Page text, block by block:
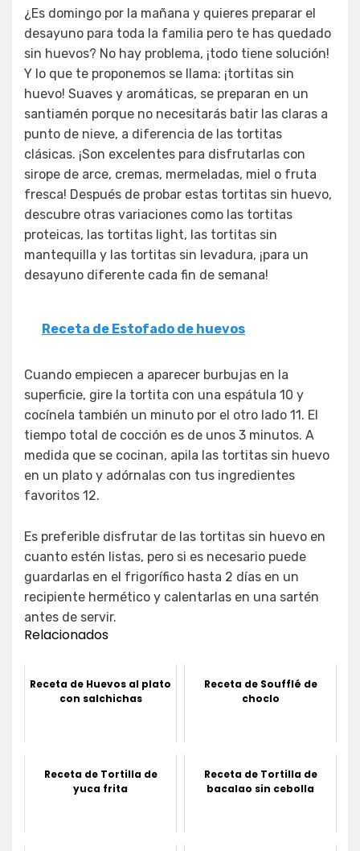
¿Es domingo por la mañana y quieres preparar el
desayuno para toda la familia pero te has quedado
sin huevos? No hay problema, ¡todo tiene solución!
Y lo que te proponemos se llama: ¡tortitas sin
huevo! Suaves y aromáticas, se preparan en un
santiamén porque no necesitarás batir las claras a
punto de nieve, a diferencia de las tortitas
clásicas. ¡Son excelentes para disfrutarlas con
sirope de arce, cremas, mermeladas, miel o fruta
fresca! Después de probar estas tortitas sin huevo,
descubre otras variaciones como las tortitas
proteicas, las tortitas light, las tortitas sin
mantequilla y las tortitas sin levadura, ¡para un
desayuno diferente cada fin de semana!
Receta de Estofado de huevos
Cuando empiecen a aparecer burbujas en la
superficie, gire la tortita con una espátula 10 y
cocínela también un minuto por el otro lado 11. El
tiempo total de cocción es de unos 3 minutos. A
medida que se cocinan, apila las tortitas sin huevo
en un plato y adórnalas con tus ingredientes
favoritos 12.
Es preferible disfrutar de las tortitas sin huevo en
cuanto estén listas, pero si es necesario puede
guardarlas en el frigorífico hasta 2 días en un
recipiente hermético y calentarlas en una sartén
antes de servir.
Relacionados
Receta de Huevos al plato
con salchichas
Receta de Soufflé de
choclo
Receta de Tortilla de
yuca frita
Receta de Tortilla de
bacalao sin cebolla